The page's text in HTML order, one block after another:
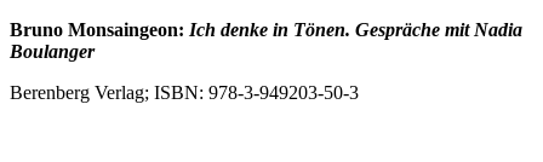
Bruno Monsaingeon: Ich denke in Tönen. Gespräche mit Nadia
Boulanger
Berenberg Verlag; ISBN: 978-3-949203-50-3